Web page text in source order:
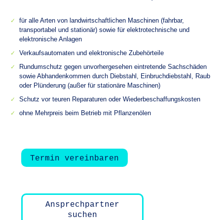
für alle Arten von landwirtschaftlichen Maschinen (fahrbar,
transportabel und stationär) sowie für elektrotechnische und
elektronische Anlagen
Verkaufsautomaten und elektronische Zubehörteile
Rundumschutz gegen unvorhergesehen eintretende Sachschäden
sowie Abhandenkommen durch Diebstahl, Einbruchdiebstahl, Raub
oder Plünderung (außer für stationäre Maschinen)
Schutz vor teuren Reparaturen oder Wiederbeschaffungskosten
ohne Mehrpreis beim Betrieb mit Pflanzenölen
Termin vereinbaren
Ansprechpartner
suchen